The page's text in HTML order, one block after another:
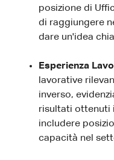
posizione di
di raggiungere
dare un'idea
Esperienza
lavorative
inverso,
risultati ottenuti
includere
capacità nel